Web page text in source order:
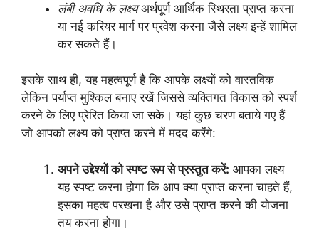
लंबी अवधि के लक्ष्यअर्थपूर्ण आर्थिक स्थिरता प्राप्त करना
या नई करियर मार्ग पर प्रवेश करना जैसे लक्ष्य इन्हें शामिल
कर सकते हैं।
इसके साथ ही, यह महत्वपूर्ण है कि आपके लक्ष्यों को वास्तविक
लेकिन पर्याप्त मुश्किल बनाए रखें जिससे व्यक्तिगत विकास को स्पर्श
करने के लिए प्रेरित किया जा सके। यहां कुछ चरण बताये गए हैं
जो आपको लक्ष्य को प्राप्त करने में मदद करेंगे:
अपने उद्देश्यों को स्पष्ट रूप से प्रस्तुत करें: आपका लक्ष्य
यह स्पष्ट करना होगा कि आप क्या प्राप्त करना चाहते हैं,
इसका महत्व परखना है और उसे प्राप्त करने की योजना
तय करना होगा।